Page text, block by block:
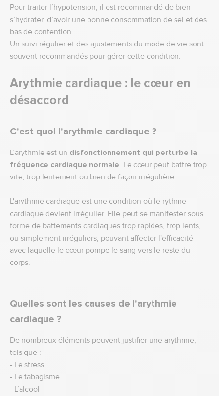
Pour traiter l’hypotension, il est recommandé de bien
s’hydrater, d’avoir une bonne consommation de sel et des
bas de contention.
Un suivi régulier et des ajustements du mode de vie sont
souvent recommandés pour gérer cette condition.
Arythmie cardiaque : le cœur en
désaccord
C'est quoi l'arythmie cardiaque ?
L’arythmie est un disfonctionnement qui perturbe la
fréquence cardiaque normale. Le cœur peut battre trop
vite, trop lentement ou bien de façon irrégulière.
L'arythmie cardiaque est une condition où le rythme
cardiaque devient irrégulier. Elle peut se manifester sous
forme de battements cardiaques trop rapides, trop lents,
ou simplement irréguliers, pouvant affecter l'efficacité
avec laquelle le cœur pompe le sang vers le reste du
corps.
Quelles sont les causes de l'arythmie
cardiaque ?
De nombreux éléments peuvent justifier une arythmie,
tels que :
- Le stress
- Le tabagisme
- L’alcool